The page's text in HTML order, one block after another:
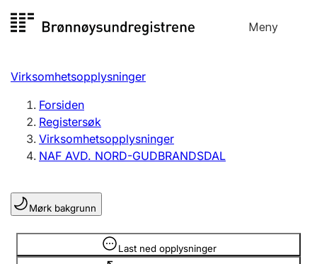
til
Meny
Registersøk
Aksjeselskap
Enkeltpersonforetak
Registrere, endre, slette
Lag og forening
Registrere, endre, slette
Virksomhetsopplysninger
Forsiden
Registersøk
Virksomhetsopplysninger
NAF AVD. NORD-GUDBRANDSDAL
Mørk bakgrunn
Last ned opplysninger
Opplysninger er skjult